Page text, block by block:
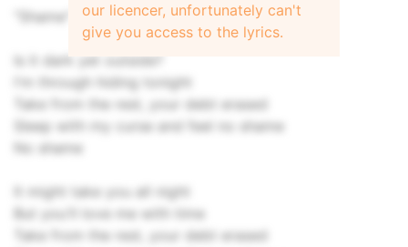
"Shame"
Is it dark yet outside?
I'm through hiding tonight
Take from the rest, your debt erased
Sleep with my curse and feel no shame
No shame
It might take you all night
But you'll love me with time
Take from the rest, your debt erased
our licencer, unfortunately can't
give you access to the lyrics.